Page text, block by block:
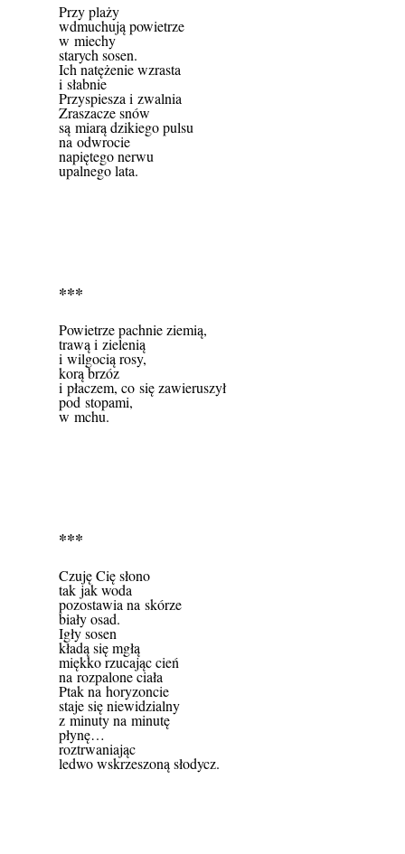
Przy plaży
wdmuchują powietrze
w miechy
starych sosen.
Ich natężenie wzrasta
i słabnie
Przyspiesza i zwalnia
Zraszacze snów
są miarą dzikiego pulsu
na odwrocie
napiętego nerwu
upalnego lata.
***
Powietrze pachnie ziemią,
trawą i zielenią
i wilgocią rosy,
korą brzóz
i płaczem, co się zawieruszył
pod stopami,
w mchu.
***
Czuję Cię słono
tak jak woda
pozostawia na skórze
biały osad.
Igły sosen
kładą się mgłą
miękko rzucając cień
na rozpalone ciała
Ptak na horyzoncie
staje się niewidzialny
z minuty na minutę
płynę…
roztrwaniając
ledwo wskrzeszoną słodycz.